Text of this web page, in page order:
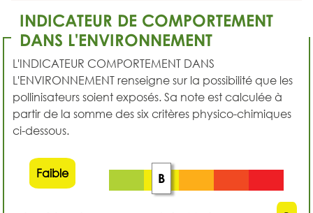
INDICATEUR DE COMPORTEMENT
DANS L'ENVIRONNEMENT
L'INDICATEUR COMPORTEMENT DANS
L'ENVIRONNEMENT renseigne sur la possibilité que les
pollinisateurs soient exposés. Sa note est calculée à
partir de la somme des six critères physico-chimiques
ci-dessous.
Faible B